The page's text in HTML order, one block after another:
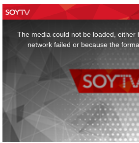
The media could not be loaded, either
network failed or because the